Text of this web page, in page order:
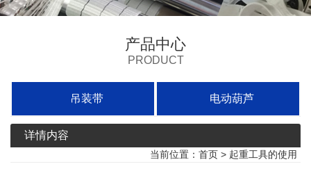
产品中心
PRODUCT
吊装带 电动葫芦
详情内容
当前位置： 首页 > 起重工具的使用